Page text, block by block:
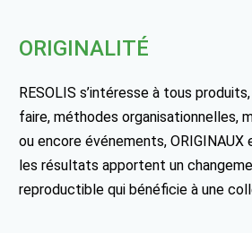
ORIGINALITÉ
RESOLIS s’intéresse à tous
faire, méthodes organisationnelles,
ou encore événements, ORIGINAUX
les résultats apportent un
reproductible qui bénéficie à une